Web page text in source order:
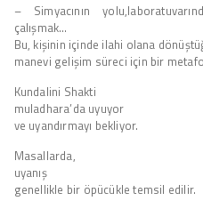
– Simyacının
çalışmak…
Bu, kişinin içinde ilahi olana
manevi gelişim süreci için bir
Kundalini Shakti
muladhara’da uyuyor
ve uyandırmayı bekliyor.
Masallarda,
uyanış
genellikle bir öpücükle temsil edilir.